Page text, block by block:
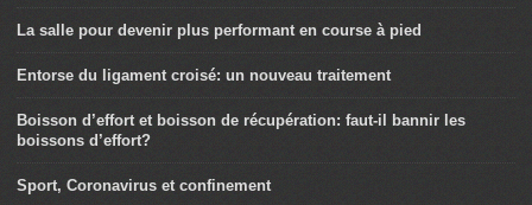
La salle pour devenir plus performant en course à pied
Entorse du ligament croisé: un nouveau traitement
Boisson d’effort et boisson de récupération: faut-il bannir les
boissons d’effort?
Sport, Coronavirus et confinement